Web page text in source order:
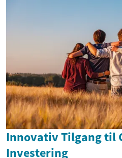
Innovativ Tilgang til
Investering